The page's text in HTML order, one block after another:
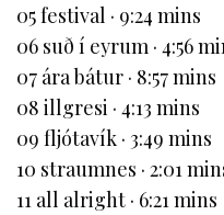
05 festival · 9:24 mins
06 suð í eyrum · 4:56
07 ára bátur · 8:57 mins
08 illgresi · 4:13 mins
09 fljótavík · 3:49 mins
10 straumnes · 2:01
11 all alright · 6:21 mins